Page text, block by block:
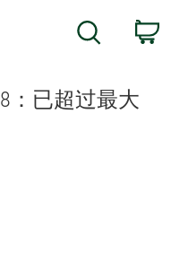
Search
：已超过最大